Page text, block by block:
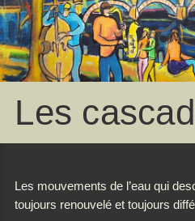
Les
Les mouvements de l’eau qui
toujours renouvelé et toujours